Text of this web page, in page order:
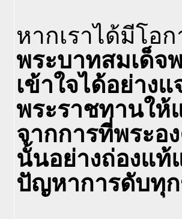
หากเราได้มีโอ
พระบาทสมเด็จ
เข้าใจได้อย่าง
พระราชทานให้
จากการที่พระอ
นั้นอย่างถ่องแท้
ปัญหาการดับทุ